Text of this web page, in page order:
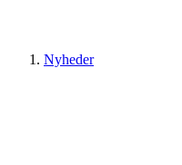
Nyheder